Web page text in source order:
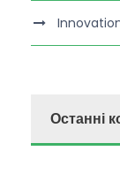
Innovation
Останні